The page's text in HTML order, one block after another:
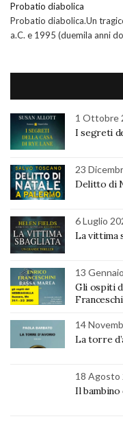
Probatio diabolica
Probatio diabolica.Un
a.C. e 1995 (duemila anni
1 Ottobre
I segreti
23
Delitto di
6 Luglio
La vittima
13
Gli ospiti
14
La torre
18 Agosto
Il bambino